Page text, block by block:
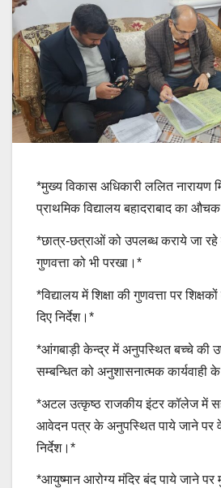
*मुख्य विकास अधिकारी ललित नारायण
प्राथमिक विद्यालय बहादराबाद का औचक
*छात्र-छत्राओं को उपलब्ध कराये जा रहे
गुणवत्ता को भी परखा।*
*विद्यालय में शिक्षा की गुणवत्ता पर
दिए निर्देश।*
*आंगबाड़ी केन्द्र में अनुपस्थित बच्चे की
सम्बन्धित को अनुशासनात्मक कार्यवाही
*अटल उत्कृष्ठ राजकीय इंटर कॉलेज में
आवेदन पत्र के अनुपस्थित पाये जाने पर
निर्देश।*
*आयुष्मान आरोग्य मंदिर बंद पाये जाने पर